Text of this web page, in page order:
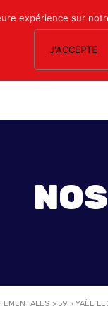
NOS SECTIONS
> 59 > YAËL
expérience sur
J'ACCEPTE